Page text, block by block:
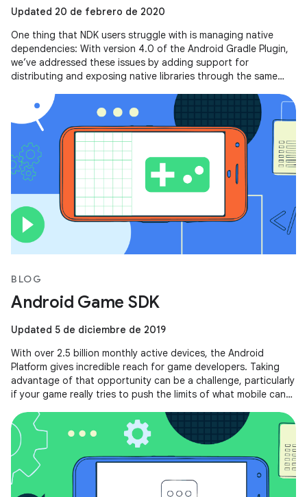
Updated 20 de febrero de 2020
One thing that NDK users struggle with is managing native
dependencies: With version 4.0 of the Android Gradle Plugin,
we’ve addressed these issues by adding support for
distributing and exposing native libraries through the same
BLOG
Android Game SDK
Updated 5 de diciembre de 2019
With over 2.5 billion monthly active devices, the Android
Platform gives incredible reach for game developers. Taking
advantage of that opportunity can be a challenge, particularly
if your game really tries to push the limits of what mobile can